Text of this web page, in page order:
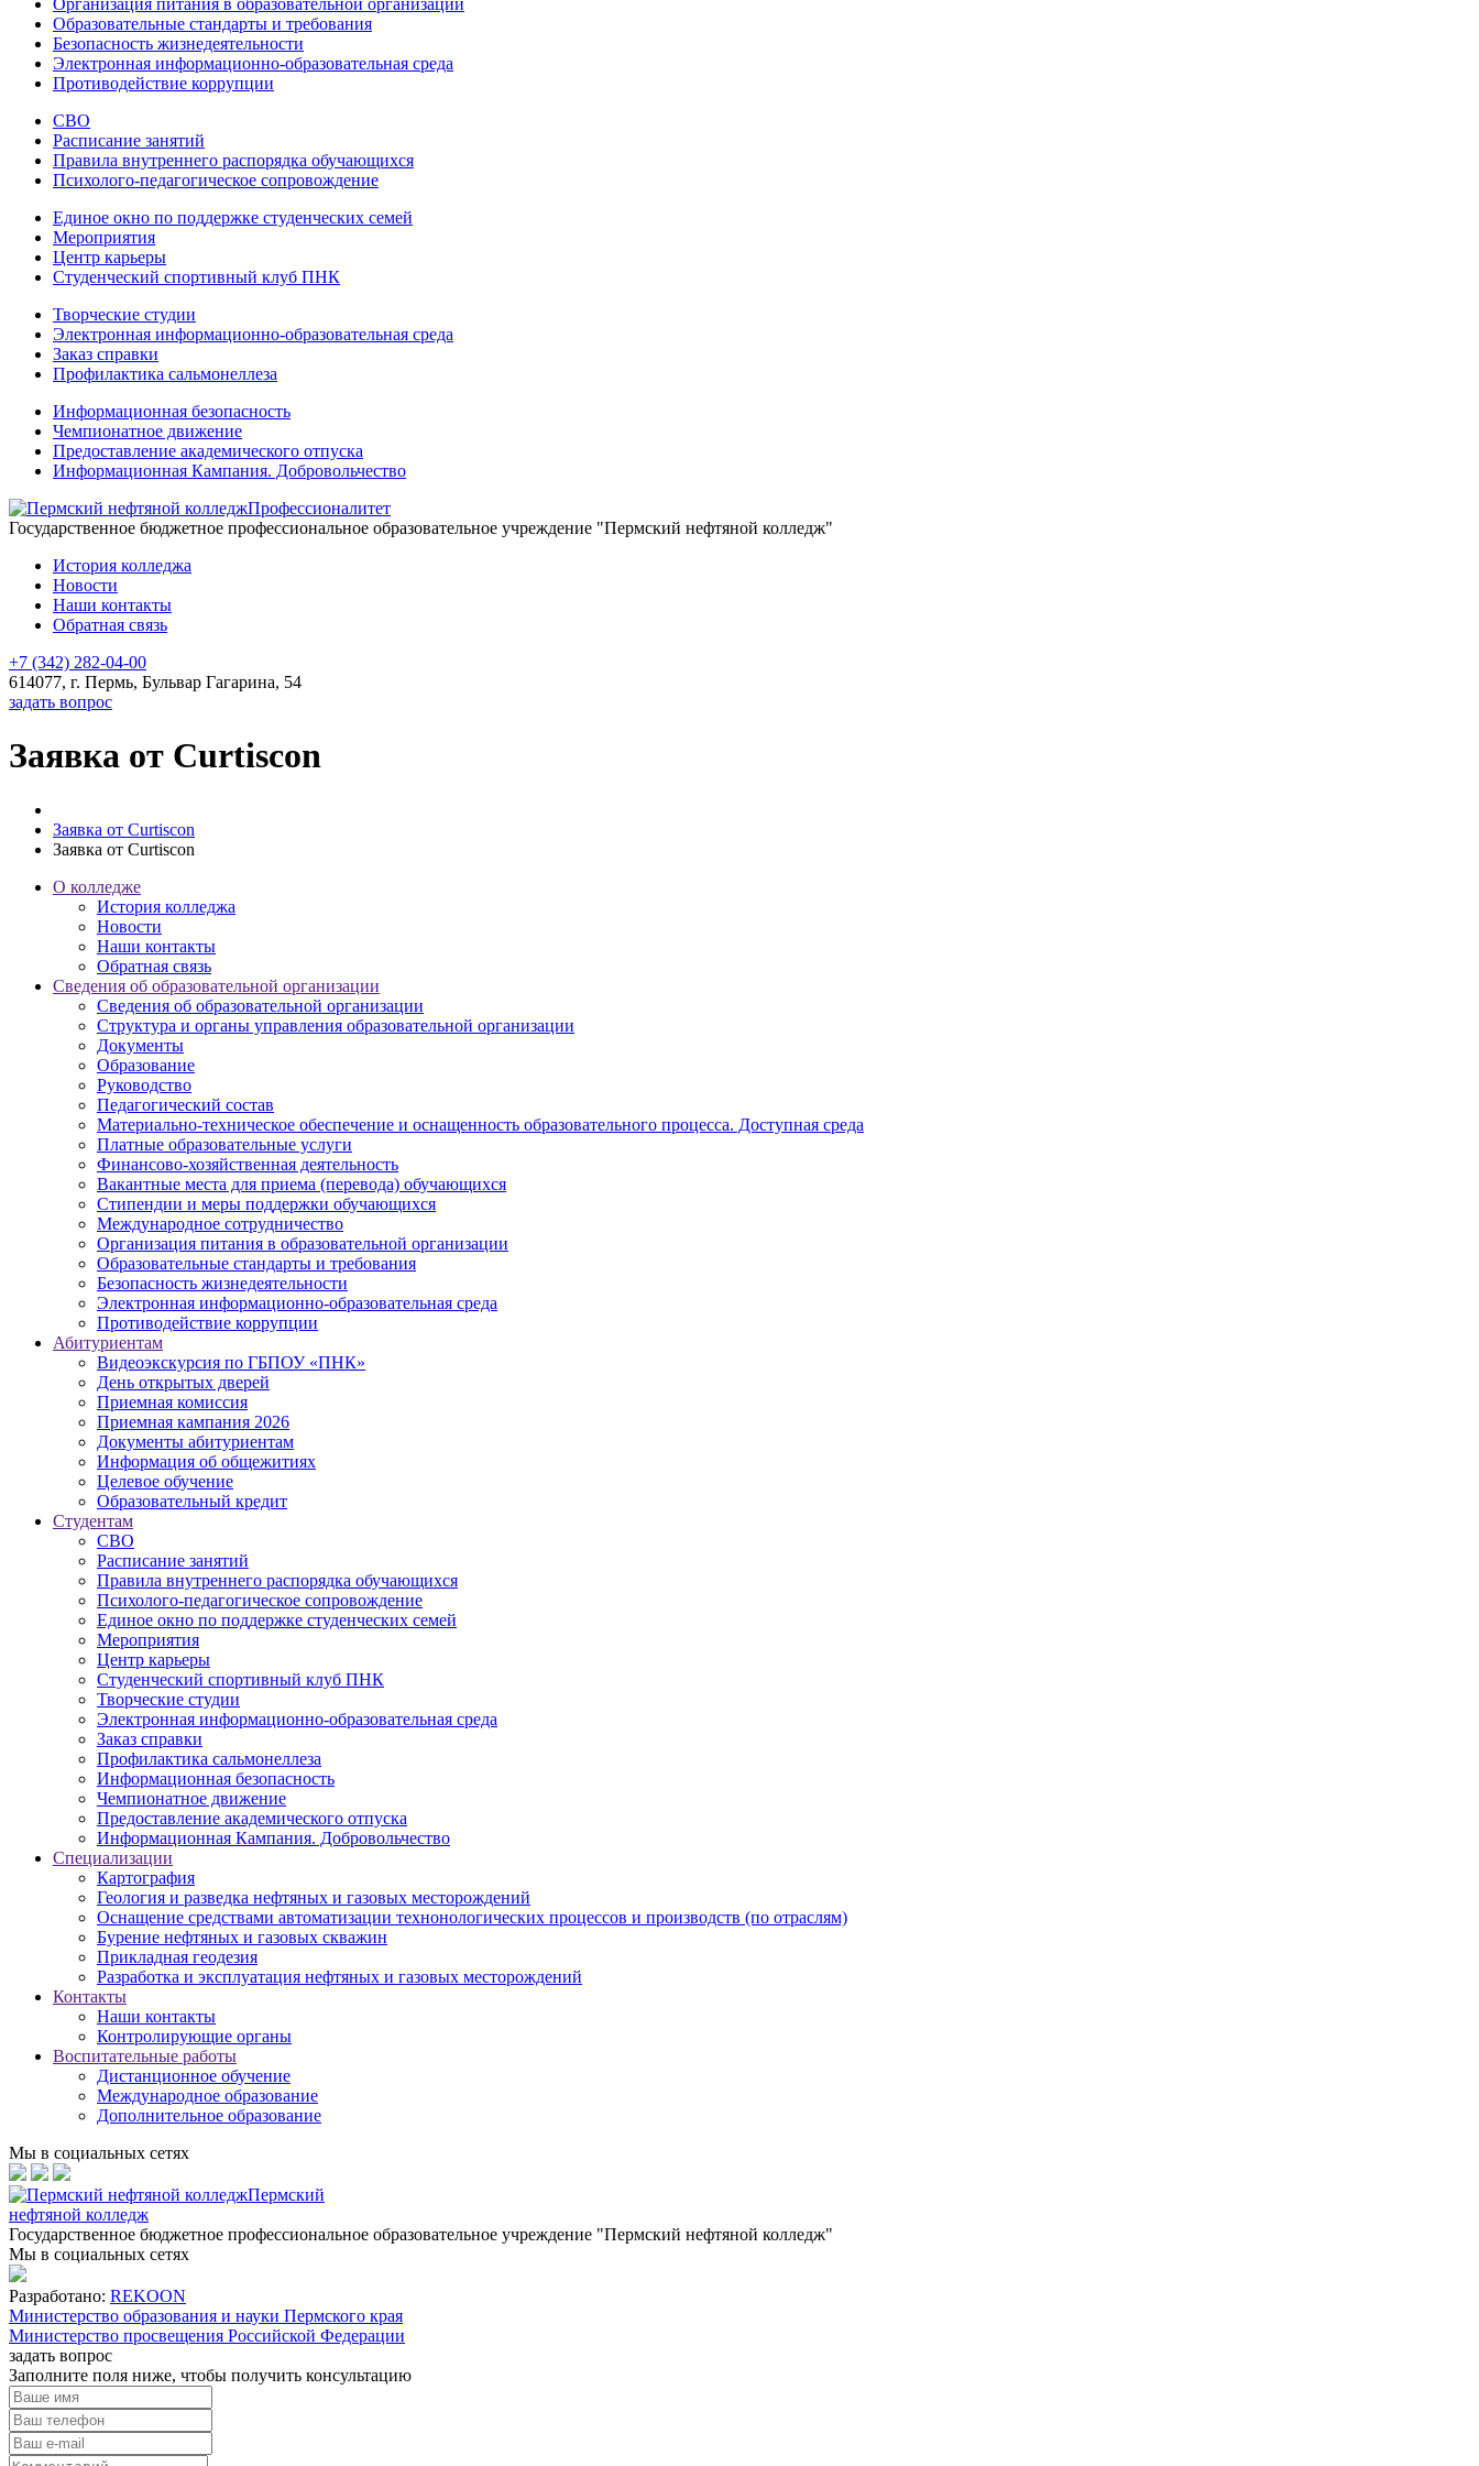
Организация питания в образовательной организации
Образовательные стандарты и требования
Безопасность жизнедеятельности
Электронная информационно-образовательная среда
Противодействие коррупции
СВО
Расписание занятий
Правила внутреннего распорядка обучающихся
Психолого-педагогическое сопровождение
Единое окно по поддержке студенческих семей
Мероприятия
Центр карьеры
Студенческий спортивный клуб ПНК
Творческие студии
Электронная информационно-образовательная среда
Заказ справки
Профилактика сальмонеллеза
Информационная безопасность
Чемпионатное движение
Предоставление академического отпуска
Информационная Кампания. Добровольчество
Профессионалитет
Государственное бюджетное профессиональное образовательное учреждение "Пермский нефтяной колледж"
История колледжа
Новости
Наши контакты
Обратная связь
+7 (342) 282-04-00
614077, г. Пермь, Бульвар Гагарина, 54
задать вопрос
Заявка от Curtiscon
Заявка от Curtiscon
Заявка от Curtiscon
О колледже
История колледжа
Новости
Наши контакты
Обратная связь
Сведения об образовательной организации
Сведения об образовательной организации
Структура и органы управления образовательной организации
Документы
Образование
Руководство
Педагогический состав
Материально-техническое обеспечение и оснащенность образовательного процесса. Доступная среда
Платные образовательные услуги
Финансово-хозяйственная деятельность
Вакантные места для приема (перевода) обучающихся
Стипендии и меры поддержки обучающихся
Международное сотрудничество
Организация питания в образовательной организации
Образовательные стандарты и требования
Безопасность жизнедеятельности
Электронная информационно-образовательная среда
Противодействие коррупции
Абитуриентам
Видеоэкскурсия по ГБПОУ «ПНК»
День открытых дверей
Приемная комиссия
Приемная кампания 2026
Дoкументы абитуриентам
Информация об общежитиях
Целевое обучение
Образовательный кредит
Студентам
СВО
Расписание занятий
Правила внутреннего распорядка обучающихся
Психолого-педагогическое сопровождение
Единое окно по поддержке студенческих семей
Мероприятия
Центр карьеры
Студенческий спортивный клуб ПНК
Творческие студии
Электронная информационно-образовательная среда
Заказ справки
Профилактика сальмонеллеза
Информационная безопасность
Чемпионатное движение
Предоставление академического отпуска
Информационная Кампания. Добровольчество
Специализации
Картография
Геология и разведка нефтяных и газовых месторождений
Оснащение средствами автоматизации технонологических процессов и производств (по отраслям)
Бурение нефтяных и газовых скважин
Прикладная геодезия
Разработка и эксплуатация нефтяных и газовых месторождений
Контакты
Наши контакты
Контролирующие органы
Воспитательные работы
Дистанционное обучение
Международное образование
Дополнительное образование
Мы в социальных сетях
Пермский
нефтяной колледж
Государственное бюджетное профессиональное образовательное учреждение "Пермский нефтяной колледж"
Мы в социальных сетях
Разработано: REKOON
Министерство образования и науки Пермского края
Министерство просвещения Российской Федерации
задать вопрос
Заполните поля ниже, чтобы получить консультацию